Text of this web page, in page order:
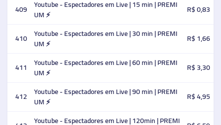
409 Youtube - Espectadores em Live | 15 min | PREMI
UM ⚡️
R$ 0,83
410 Youtube - Espectadores em Live | 30 min | PREMI
UM ⚡️
R$ 1,66
411
Youtube - Espectadores em Live | 60 min | PREMI
UM ⚡️
R$ 3,30
412 Youtube - Espectadores em Live | 90 min | PREMI
UM ⚡️
R$ 4,95
Youtube - Espectadores em Live | 120min | PREMI